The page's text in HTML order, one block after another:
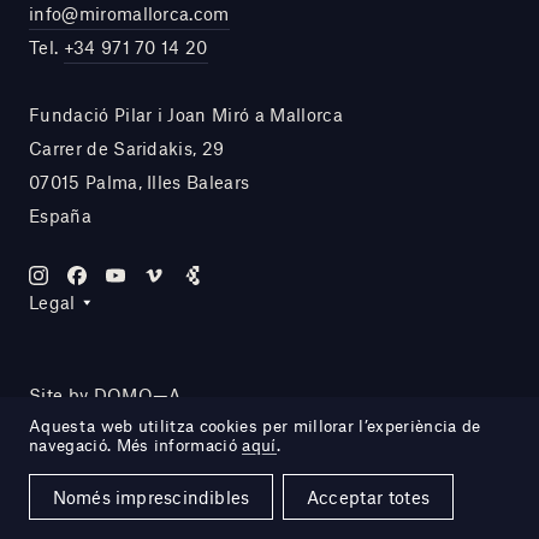
info@miromallorca.com
Tel. +34 971 70 14 20
Fundació Pilar i Joan Miró a Mallorca
Carrer de Saridakis, 29
07015 Palma, Illes Balears
España
Legal
Site by DOMO—A
Aquesta web utilitza cookies per millorar l’experiència de
navegació. Més informacióaquí.
Només imprescindibles Acceptar totes